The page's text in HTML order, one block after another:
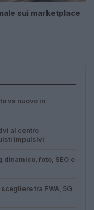
sui marketplace
vs nuovo in
al centro
impulsivi
dinamico, foto, SEO e
tra FWA, 5G